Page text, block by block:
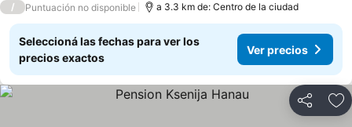
/ Puntuación no disponible a 3.3 km de: Centro de la ciudad
Seleccioná las fechas para ver los
precios exactos
Ver precios
Compartir